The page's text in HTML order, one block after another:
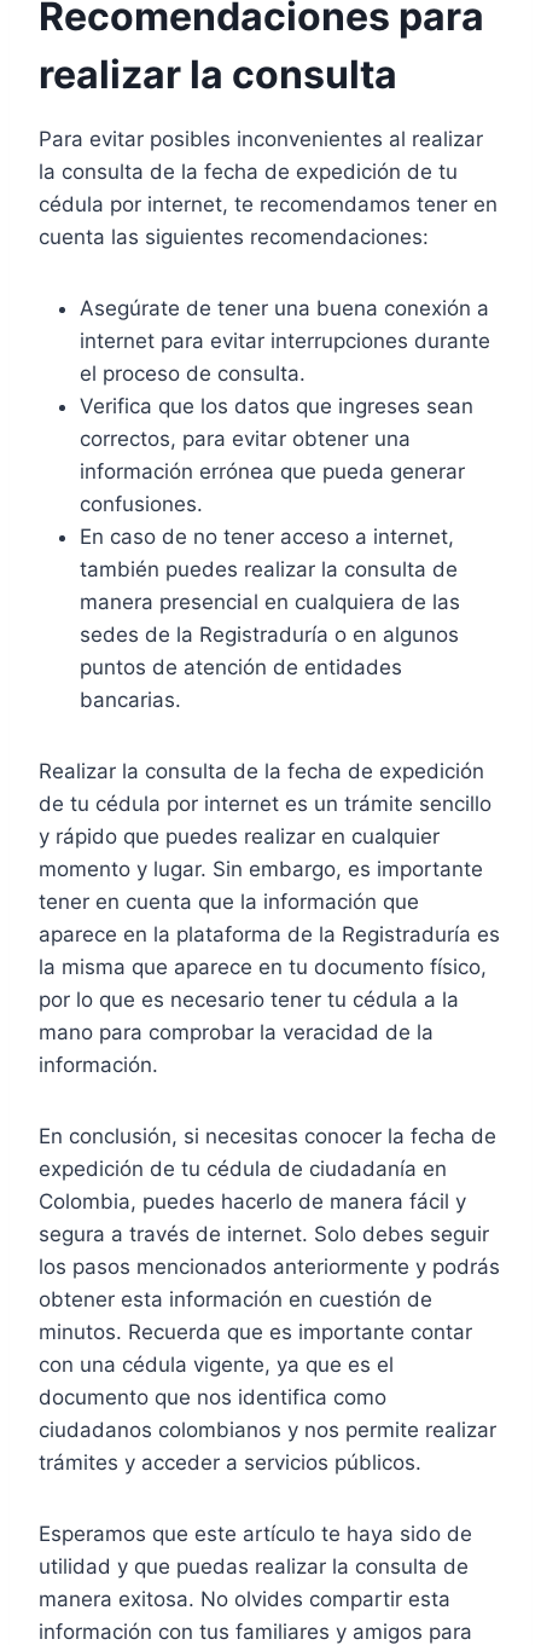
Recomendaciones para
realizar la consulta
Para evitar posibles inconvenientes al realizar
la consulta de la fecha de expedición de tu
cédula por internet, te recomendamos tener en
cuenta las siguientes recomendaciones:
Asegúrate de tener una buena conexión a
internet para evitar interrupciones durante
el proceso de consulta.
Verifica que los datos que ingreses sean
correctos, para evitar obtener una
información errónea que pueda generar
confusiones.
En caso de no tener acceso a internet,
también puedes realizar la consulta de
manera presencial en cualquiera de las
sedes de la Registraduría o en algunos
puntos de atención de entidades
bancarias.
Realizar la consulta de la fecha de expedición
de tu cédula por internet es un trámite sencillo
y rápido que puedes realizar en cualquier
momento y lugar. Sin embargo, es importante
tener en cuenta que la información que
aparece en la plataforma de la Registraduría es
la misma que aparece en tu documento físico,
por lo que es necesario tener tu cédula a la
mano para comprobar la veracidad de la
información.
En conclusión, si necesitas conocer la fecha de
expedición de tu cédula de ciudadanía en
Colombia, puedes hacerlo de manera fácil y
segura a través de internet. Solo debes seguir
los pasos mencionados anteriormente y podrás
obtener esta información en cuestión de
minutos. Recuerda que es importante contar
con una cédula vigente, ya que es el
documento que nos identifica como
ciudadanos colombianos y nos permite realizar
trámites y acceder a servicios públicos.
Esperamos que este artículo te haya sido de
utilidad y que puedas realizar la consulta de
manera exitosa. No olvides compartir esta
información con tus familiares y amigos para